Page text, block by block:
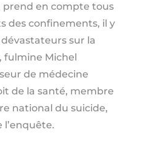
prend en compte tous
des confinements, il y
sur la
fulmine Michel
de médecine
de la santé, membre
national du suicide,